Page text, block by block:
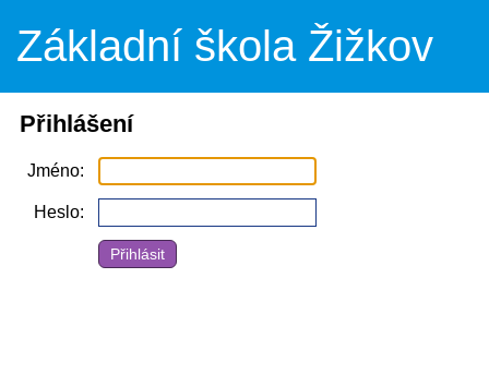
Základní škola Žižkov
Přihlášení
Jméno
Heslo